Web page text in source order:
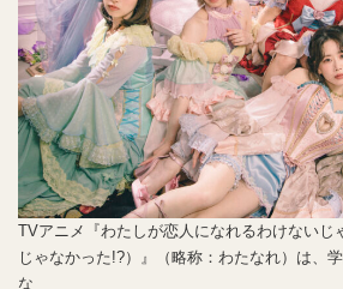
TVアニメ『わたしが恋人になれるわけない
じゃなかった!?）』（略称：わたなれ）は、
な